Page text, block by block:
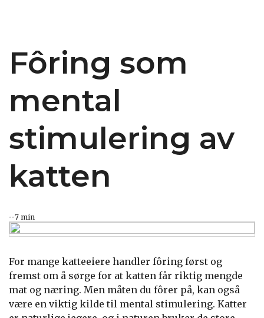
Fôring som
mental
stimulering av
katten
7 min
For mange katteeiere handler fôring først og
fremst om å sørge for at katten får riktig mengde
mat og næring. Men måten du fôrer på, kan også
være en viktig kilde til mental stimulering. Katter